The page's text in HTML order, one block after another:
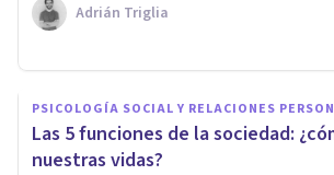
Adrián Triglia
PSICOLOGÍA SOCIAL Y RELACIONES
Las 5 funciones de la sociedad:
nuestras vidas?